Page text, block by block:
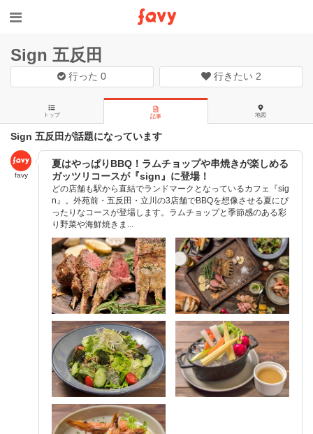
Sign 五反田
行った0 行きたい 2
トップ 記事 地図
Sign 五反田が話題になっています
favy
夏はやっぱりBBQ！ラムチョップや串焼きが楽しめる
ガッツリコースが『sign』に登場！
どの店舗も駅から直結でランドマークとなっているカフェ『sig
n』。外苑前・五反田・立川の3店舗でBBQを想像させる夏にぴ
ったりなコースが登場します。ラムチョップと季節感のある彩
り野菜や海鮮焼きま...